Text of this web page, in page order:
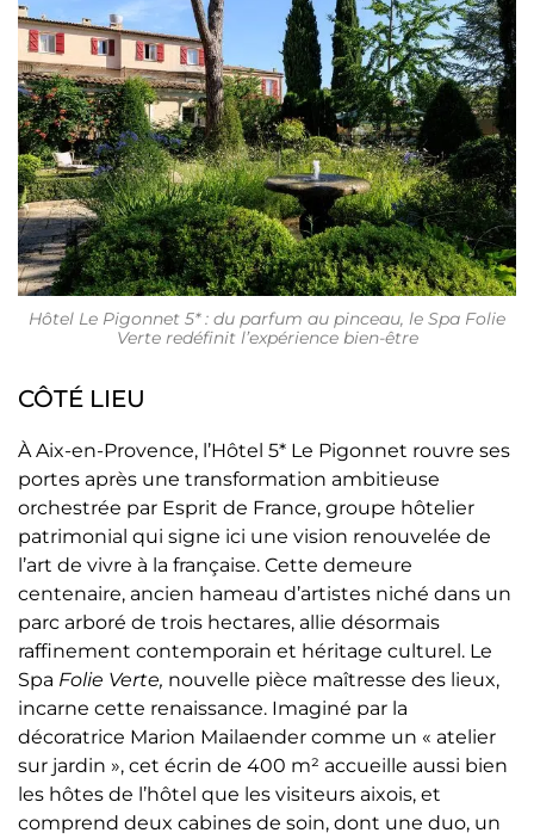
Hôtel Le Pigonnet 5* : du parfum au pinceau, le Spa Folie
Verte redéfinit l’expérience bien-être
CÔTÉ LIEU
À Aix-en-Provence, l’Hôtel 5* Le Pigonnet rouvre ses
portes après une transformation ambitieuse
orchestrée par Esprit de France, groupe hôtelier
patrimonial qui signe ici une vision renouvelée de
l’art de vivre à la française. Cette demeure
centenaire, ancien hameau d’artistes niché dans un
parc arboré de trois hectares, allie désormais
raffinement contemporain et héritage culturel. Le
Spa Folie Verte, nouvelle pièce maîtresse des lieux,
incarne cette renaissance. Imaginé par la
décoratrice Marion Mailaender comme un « atelier
sur jardin », cet écrin de 400 m² accueille aussi bien
les hôtes de l’hôtel que les visiteurs aixois, et
comprend deux cabines de soin, dont une duo, un